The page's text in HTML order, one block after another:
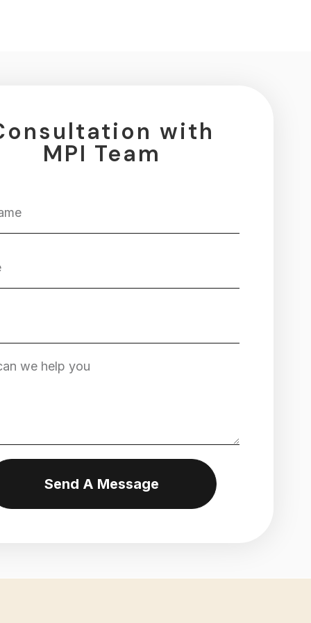
with
MPI Team
Send A Message